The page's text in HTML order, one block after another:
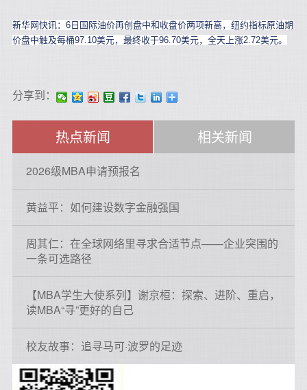
新华网快讯：6日国际油价再创盘中和收盘价两项新高，纽约指标原油期
价盘中触及每桶97.10美元，最终收于96.70美元，全天上涨2.72美元。
分享到：
热点新闻 相关新闻
2026级MBA申请预报名
黄益平：如何建设数字金融强国
周其仁：在全球网络里寻求合适节点——企业突围的
一条可选路径
【MBA学生大使系列】谢京桓：探索、进阶、重启，
读MBA“寻”更好的自己
校友故事：追寻马可·波罗的足迹